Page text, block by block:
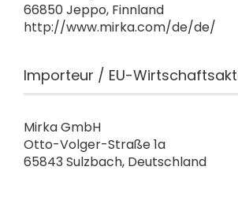
66850 Jeppo, Finnland
http://www.mirka.com/de/de/
Importeur / EU-
Mirka GmbH
Otto-Volger-Straße 1a
65843 Sulzbach, Deutschland